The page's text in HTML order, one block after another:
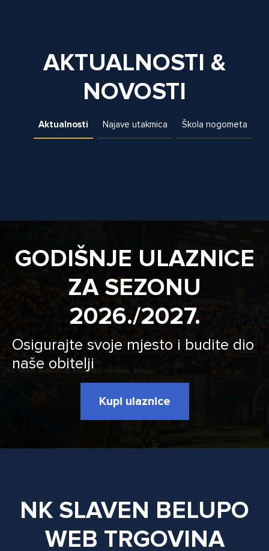
AKTUALNOSTI &
NOVOSTI
Aktualnosti Najave utakmica Škola nogometa
GODIŠNJE ULAZNICE
ZA SEZONU
2026./2027.
Osigurajte svoje mjesto i budite dio
naše obitelji
Kupi ulaznice
NK SLAVEN BELUPO
WEB TRGOVINA